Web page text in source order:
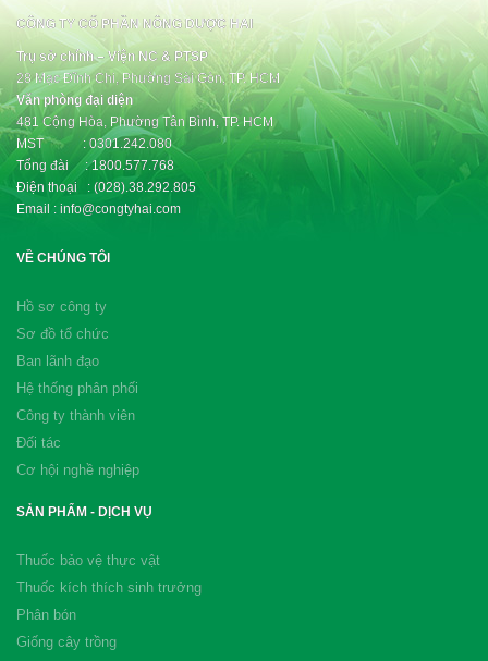
CÔNG TY CỔ PHẦN NÔNG DƯỢC HAI
Trụ sở chính – Viện NC & PTSP
28 Mạc Đĩnh Chi, Phường Sài Gòn, TP. HCM
Văn phòng đại diện
481 Cộng Hòa, Phường Tân Bình, TP. HCM
MST : 0301.242.080
Tổng đài : 1800.577.768
Điện thoại : (028).38.292.805
Email : info@congtyhai.com
VỀ CHÚNG TÔI
Hồ sơ công ty
Sơ đồ tổ chức
Ban lãnh đạo
Hệ thống phân phối
Công ty thành viên
Đối tác
Cơ hội nghề nghiệp
SẢN PHẨM - DỊCH VỤ
Thuốc bảo vệ thực vật
Thuốc kích thích sinh trưởng
Phân bón
Giống cây trồng